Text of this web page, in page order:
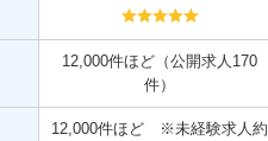
12,000件ほど（公開求人170
件）
12,000件ほど ※未経験求人約